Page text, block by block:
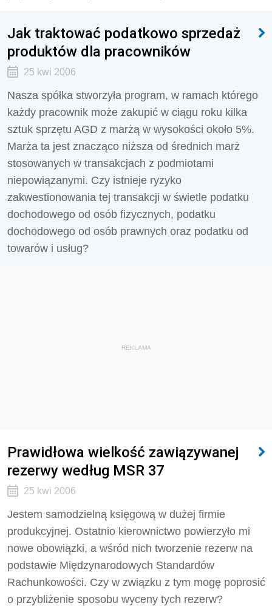
Jak traktować podatkowo sprzedaż
produktów dla pracowników
25 kwi 2006
Nasza spółka stworzyła program, w ramach którego
każdy pracownik może zakupić w ciągu roku kilka
sztuk sprzętu AGD z marżą w wysokości około 5%.
Marża ta jest znacząco niższa od średnich marż
stosowanych w transakcjach z podmiotami
niepowiązanymi. Czy istnieje ryzyko
zakwestionowania tej transakcji w świetle podatku
dochodowego od osób fizycznych, podatku
dochodowego od osób prawnych oraz podatku od
towarów i usług?
REKLAMA
Prawidłowa wielkość zawiązywanej
rezerwy według MSR 37
25 kwi 2006
Jestem samodzielną księgową w dużej firmie
produkcyjnej. Ostatnio kierownictwo powierzyło mi
nowe obowiązki, a wśród nich tworzenie rezerw na
podstawie Międzynarodowych Standardów
Rachunkowości. Czy w związku z tym mogę poprosić
o przybliżenie sposobu wyceny tych rezerw?